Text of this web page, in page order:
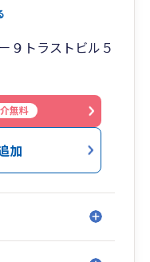
緒に成長した
です。
誠実に対応させ
大限活用して、
ービスを省力化
るサービスを提供
９トラストビル５
無料
加